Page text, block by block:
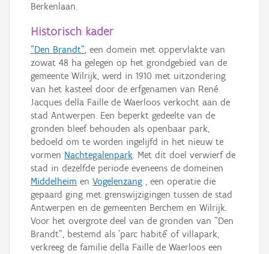
Berkenlaan.
Historisch kader
"Den Brandt", een domein met oppervlakte van
zowat 48 ha gelegen op het grondgebied van de
gemeente Wilrijk, werd in 1910 met uitzondering
van het kasteel door de erfgenamen van René
Jacques della Faille de Waerloos verkocht aan de
stad Antwerpen. Een beperkt gedeelte van de
gronden bleef behouden als openbaar park,
bedoeld om te worden ingelijfd in het nieuw te
vormen Nachtegalenpark. Met dit doel verwierf de
stad in dezelfde periode eveneens de domeinen
Middelheim en Vogelenzang , een operatie die
gepaard ging met grenswijzigingen tussen de stad
Antwerpen en de gemeenten Berchem en Wilrijk.
Voor het overgrote deel van de gronden van "Den
Brandt", bestemd als 'parc habité' of villapark,
verkreeg de familie della Faille de Waerloos een